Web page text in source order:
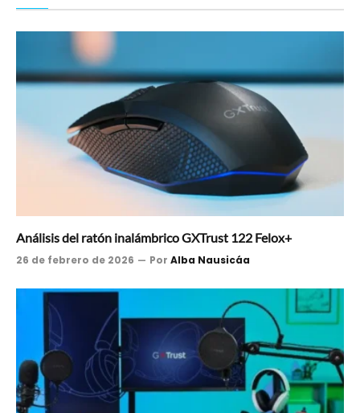
Análisis del ratón inalámbrico GXTrust 122 Felox+
26 de febrero de 2026 Por Alba Nausicáa